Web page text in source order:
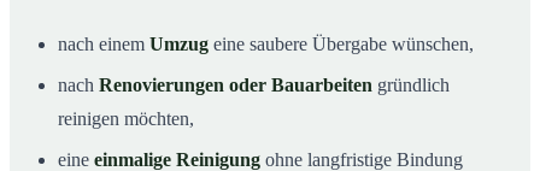
nach einem Umzug eine saubere Übergabe wünschen,
nach Renovierungen oder Bauarbeiten gründlich
reinigen möchten,
eine einmalige Reinigung ohne langfristige Bindung